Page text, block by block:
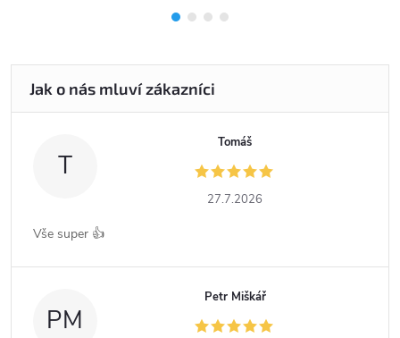
T
Tomáš
27.7.2026
Vše super 👍
PM
Petr Miškář